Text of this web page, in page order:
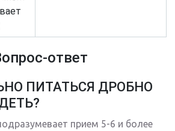
ответ
ПИТАТЬСЯ ДРОБНО
прием 5-6 и более